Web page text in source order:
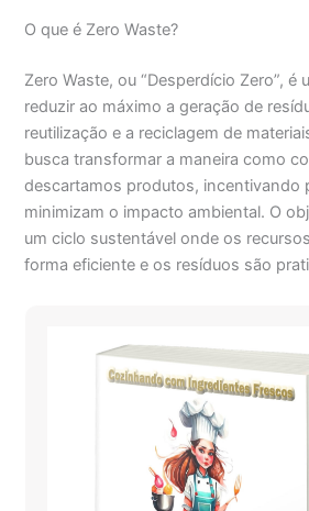
O que é Zero Waste?
Zero Waste, ou “Desperdício Zero”, é
reduzir ao máximo a geração de
reutilização e a reciclagem de
busca transformar a maneira como
descartamos produtos, incentivando
minimizam o impacto ambiental. O
um ciclo sustentável onde os
forma eficiente e os resíduos são